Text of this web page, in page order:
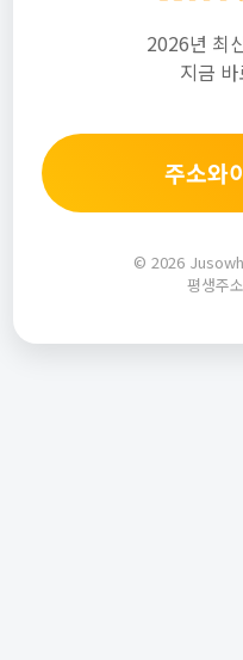
2026년 최
지금
주소와
© 2026
평생주